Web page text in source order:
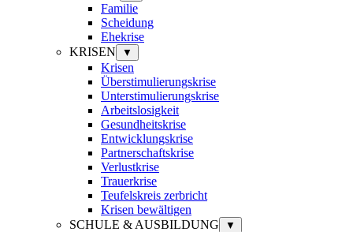
Familie
Scheidung
Ehekrise
KRISEN
▼
Krisen
Überstimulierungskrise
Unterstimulierungskrise
Arbeitslosigkeit
Gesundheitskrise
Entwicklungskrise
Partnerschaftskrise
Verlustkrise
Trauerkrise
Teufelskreis zerbricht
Krisen bewältigen
SCHULE & AUSBILDUNG
▼